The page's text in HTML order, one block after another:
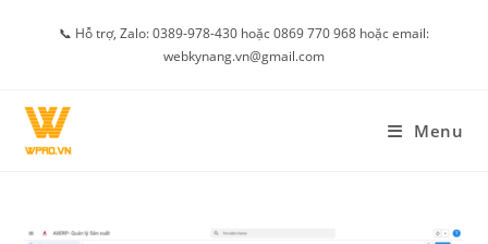
📞 Hỗ trợ, Zalo: 0389-978-430 hoặc 0869 770 968 hoặc email:
webkynang.vn@gmail.com
Menu